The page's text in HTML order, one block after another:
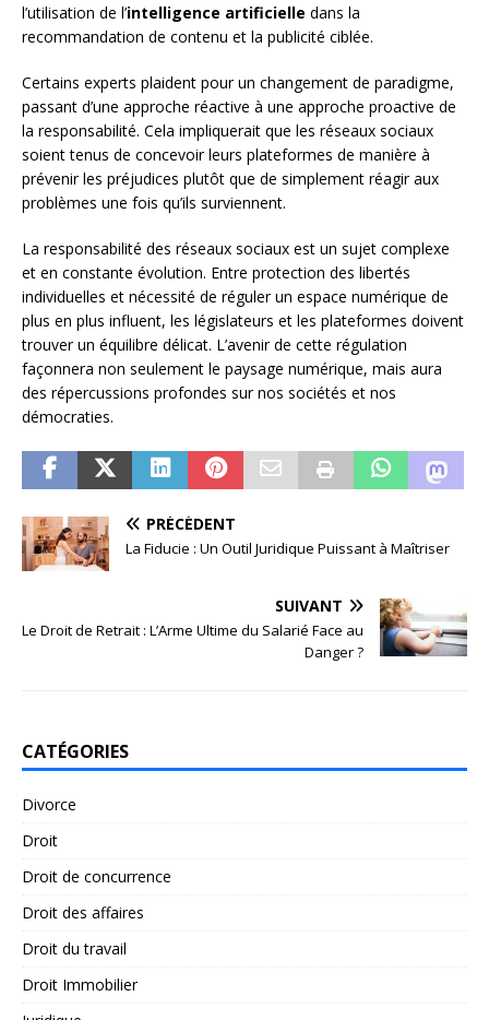
l’utilisation de l’intelligence artificielle dans la
recommandation de contenu et la publicité ciblée.
Certains experts plaident pour un changement de paradigme,
passant d’une approche réactive à une approche proactive de
la responsabilité. Cela impliquerait que les réseaux sociaux
soient tenus de concevoir leurs plateformes de manière à
prévenir les préjudices plutôt que de simplement réagir aux
problèmes une fois qu’ils surviennent.
La responsabilité des réseaux sociaux est un sujet complexe
et en constante évolution. Entre protection des libertés
individuelles et nécessité de réguler un espace numérique de
plus en plus influent, les législateurs et les plateformes doivent
trouver un équilibre délicat. L’avenir de cette régulation
façonnera non seulement le paysage numérique, mais aura
des répercussions profondes sur nos sociétés et nos
démocraties.
PRÉCÉDENT
La Fiducie : Un Outil Juridique Puissant à Maîtriser
SUIVANT
Le Droit de Retrait : L’Arme Ultime du Salarié Face au
Danger ?
CATÉGORIES
Divorce
Droit
Droit de concurrence
Droit des affaires
Droit du travail
Droit Immobilier